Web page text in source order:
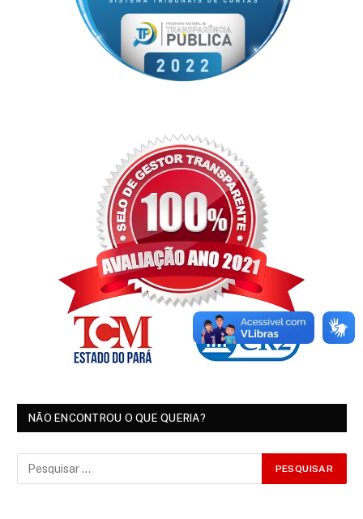
NÃO ENCONTROU O QUE QUERIA?